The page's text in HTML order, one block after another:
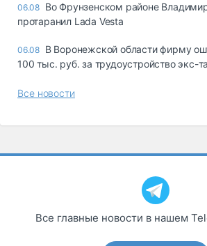
06.08 Во Фрунзенском районе
протаранил Lada Vesta
06.08 В Воронежской области фирму
100 тыс. руб. за трудоустройство экс-
Все новости
Все главные новости в нашем